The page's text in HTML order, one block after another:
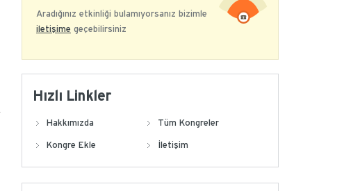
Aradığınız etkinliği bulamıyorsanız bizimle
iletişime geçebilirsiniz
Hızlı Linkler
Hakkımızda Tüm Kongreler
Kongre Ekle İletişim